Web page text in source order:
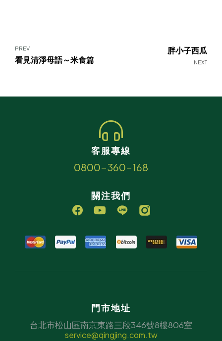
PREV
看見清淨母語～米食篇 NEXT
胖小子西瓜
客服專線
0800-360-168
關注我們
門市地址
台北市松山區南京東路三段346號8樓806室
service@qingjing.com.tw